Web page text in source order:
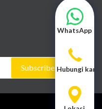
Subscribe
WhatsApp
Hubungi kami